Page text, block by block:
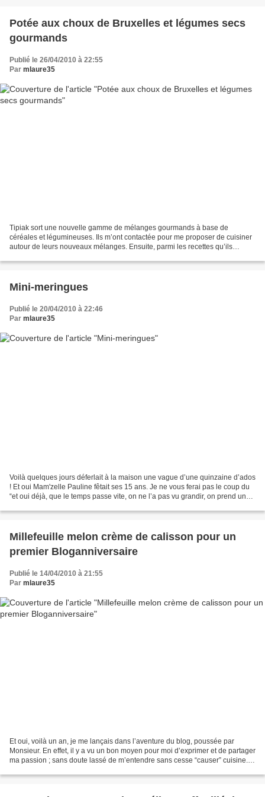
Potée aux choux de Bruxelles et légumes secs
gourmands
Publié le 26/04/2010 à 22:55
Par mlaure35
Tipiak sort une nouvelle gamme de mélanges gourmands à base de
céréales et légumineuses. Ils m’ont contactée pour me proposer de cuisiner
autour de leurs nouveaux mélanges. Ensuite, parmi les recettes qu’ils
Mini-meringues
Publié le 20/04/2010 à 22:46
Par mlaure35
Voilà quelques jours déferlait à la maison une vague d’une quinzaine d’ados
! Et oui Mam'zelle Pauline fêtait ses 15 ans. Je ne vous ferai pas le coup du
“et oui déjà, que le temps passe vite, on ne l’a pas vu grandir, on prend un
Millefeuille melon crème de calisson pour un
premier Bloganniversaire
Publié le 14/04/2010 à 21:55
Par mlaure35
Et oui, voilà un an, je me lançais dans l’aventure du blog, poussée par
Monsieur. En effet, il y a vu un bon moyen pour moi d’exprimer et de partager
ma passion ; sans doute lassé de m’entendre sans cesse “causer” cuisine.